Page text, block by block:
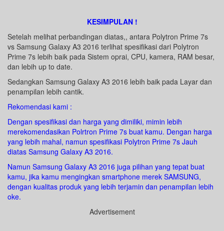
KESIMPULAN !
Setelah melihat perbandingan diatas,, antara Polytron Prime 7s
vs Samsung Galaxy A3 2016 terlihat spesifikasi dari Polytron
Prime 7s lebih baik pada Sistem oprai, CPU, kamera, RAM besar,
dan lebih up to date.
Sedangkan Samsung Galaxy A3 2016 lebih baik pada Layar dan
penampilan lebih cantik.
Rekomendasi kami :
Dengan spesifikasi dan harga yang dimiliki, mimin lebih
merekomendasikan Polrtron Prime 7s buat kamu. Dengan harga
yang lebih mahal, namun spesifikasi Polytron Prime 7s Jauh
diatas Samsung Galaxy A3 2016.
Namun Samsung Galaxy A3 2016 juga pilihan yang tepat buat
kamu, jika kamu mengingkan smartphone merek SAMSUNG,
dengan kualitas produk yang lebih terjamin dan penampilan lebih
oke.
Advertisement